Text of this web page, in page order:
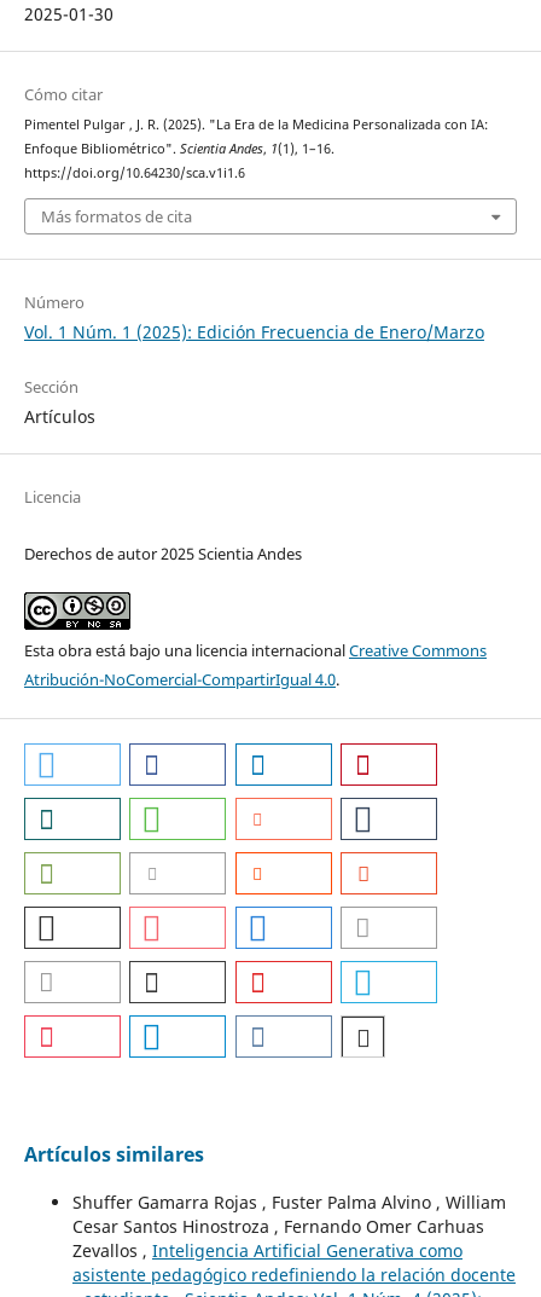
2025-01-30
Cómo citar
Pimentel Pulgar , J. R. (2025). "La Era de la Medicina Personalizada con IA:
Enfoque Bibliométrico". Scientia Andes, 1(1), 1–16.
https://doi.org/10.64230/sca.v1i1.6
Más formatos de cita
Número
Vol. 1 Núm. 1 (2025): Edición Frecuencia de Enero/Marzo
Sección
Artículos
Licencia
Derechos de autor 2025 Scientia Andes
Esta obra está bajo una licencia internacionalCreative Commons
Atribución-NoComercial-CompartirIgual 4.0.
Artículos similares
Shuffer Gamarra Rojas , Fuster Palma Alvino , William
Cesar Santos Hinostroza , Fernando Omer Carhuas
Zevallos , Inteligencia Artificial Generativa como
asistente pedagógico redefiniendo la relación docente